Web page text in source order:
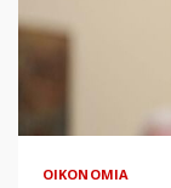
ΟΙΚΟΝΟΜΊΑ